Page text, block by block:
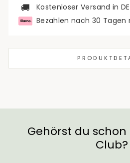
🚚
Kostenloser Versand in
Bezahlen nach 30 Tagen
Gehörst du
Club?